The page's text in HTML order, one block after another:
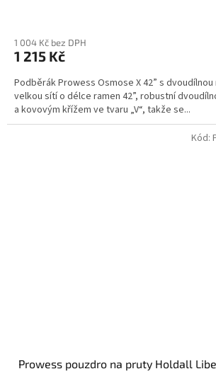
1 004 Kč bez DPH
1 215 Kč
Podběrák Prowess Osmose X 42” s
velkou sítí o délce ramen 42”, robustní
a kovovým křížem ve tvaru „V“, takže se...
Prowess pouzdro na pruty Holdall
Kód: